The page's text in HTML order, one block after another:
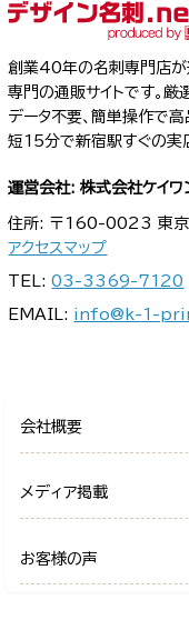
創業40年の名刺専門店が
専門の通販サイトです。
データ不要、簡単操作で
短15分で新宿駅すぐの実
運営会社: 株式会社ケイワ
住所: 〒160-0023 東
アクセスマップ
TEL:03-3369-7120
EMAIL: info@k-1-
会社概要
メディア掲載
お客様の声